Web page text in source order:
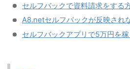
セルフバックで資料請求をする
A8.netセルフバックが反映され
セルフバックアプリで5万円を